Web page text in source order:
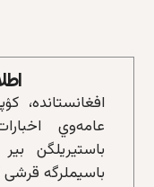
افغانستانده،
عامه‌وي
باستیریلگن
باسیملرگه قرشی